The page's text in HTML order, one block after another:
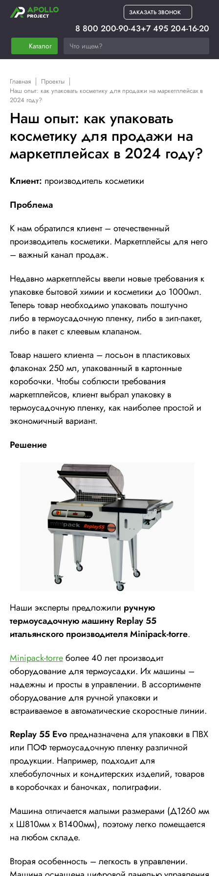
ЗАКАЗАТЬ ЗВОНОК
Каталог
8 800 200-90-43+7 495 204-16-20
Главная
Проекты
Наш опыт: как упаковать косметику для продажи на маркетплейсах в
2024 году?
Наш опыт: как упаковать
косметику для продажи на
маркетплейсах в 2024 году?
Клиент: производитель косметики
Проблема
К нам обратился клиент – отечественный
производитель косметики. Маркетплейсы для него
– важный канал продаж.
Недавно маркетплейсы ввели новые требования к
упаковке бытовой химии и косметики до 1000мл.
Теперь товар необходимо упаковать поштучно
либо в термоусадочную пленку, либо в зип-пакет,
либо в пакет с клеевым клапаном.
Товар нашего клиента – лосьон в пластиковых
флаконах 250 мл, упакованный в картонные
коробочки. Чтобы соблюсти требования
маркетплейсов, клиент выбрал упаковку в
термоусадочную пленку, как наиболее простой и
экономичный вариант.
Решение
Наши эксперты предложили ручную
термоусадочную машину Replay 55
итальянского производителяMinipack-torre.
Minipack-torreболее 40 лет производит
оборудование для термоусадки. Их машины –
надежны и просты в управлении. В ассортименте
оборудование для ручной упаковки и
встраиваемое в автоматические скоростные линии.
Replay 55 Evo предназначена для упаковки в ПВХ
или ПОФ термоусадочную пленку различной
продукции. Например, подходит для
хлебобулочных и кондитерских изделий, товаров
в коробочках и баночках, полиграфии.
Машина отличается малыми размерами (Д1260 мм
х Ш810мм х В1400мм), поэтому легко помещается
на любом складе.
Вторая особенность – легкость в управлении.